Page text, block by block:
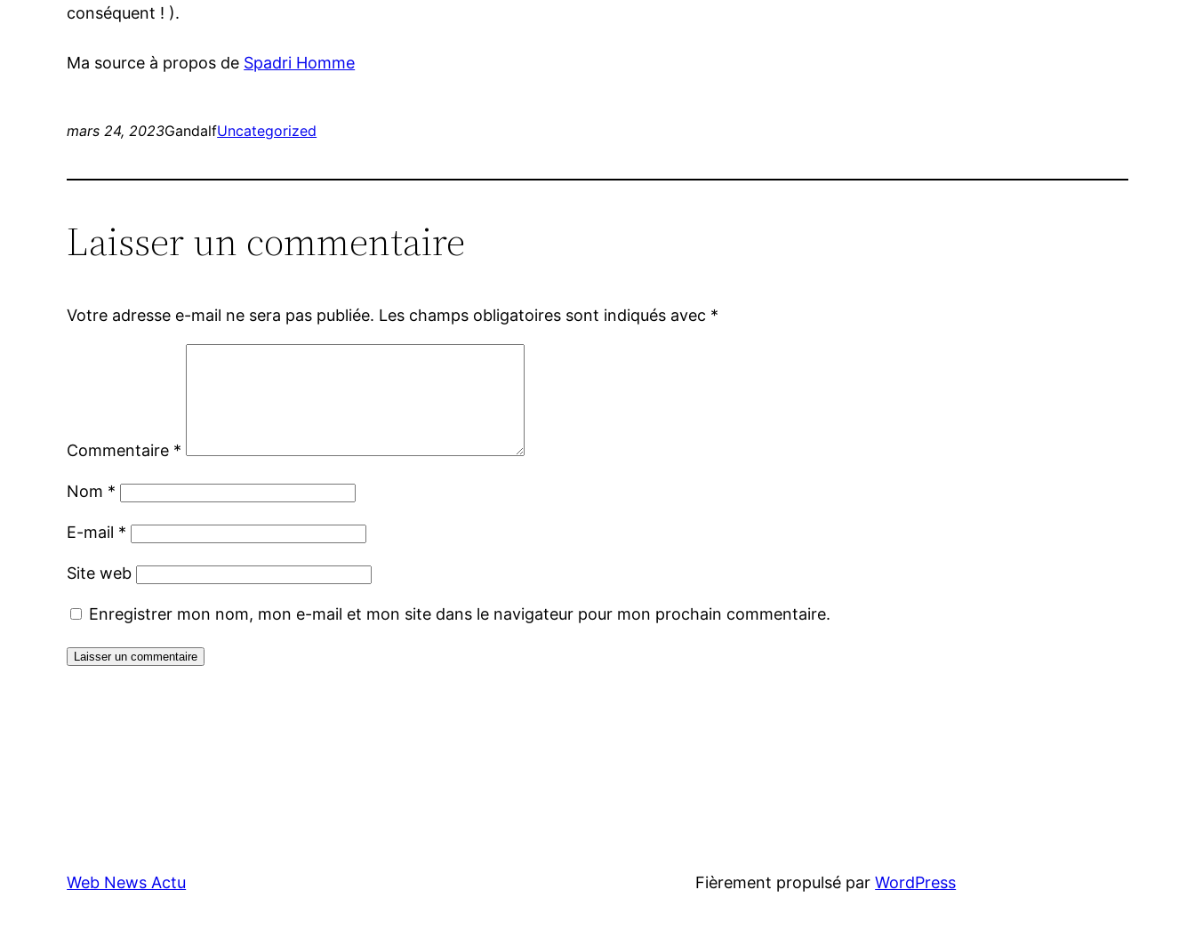
conséquent ! ).
Ma source à propos de Spadri Homme
mars 24, 2023GandalfUncategorized
Laisser un commentaire
Votre adresse e-mail ne sera pas publiée. Les champs obligatoires sont indiqués avec *
Commentaire *
Nom *
E-mail *
Site web
Enregistrer mon nom, mon e-mail et mon site dans le navigateur pour mon prochain commentaire.
Web News Actu Fièrement propulsé parWordPress